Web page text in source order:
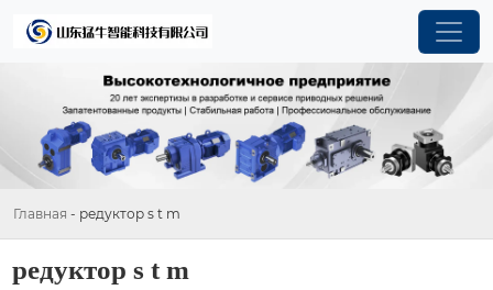
Главная - редуктор s t m
редуктор s t m